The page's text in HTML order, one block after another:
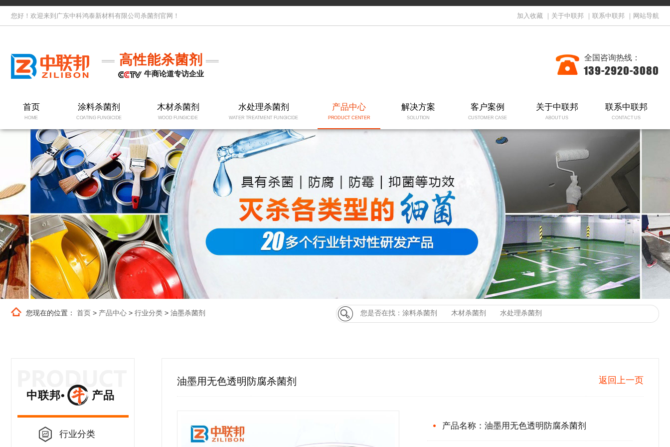
您好！欢迎来到广东中科鸿泰新材料有限公司杀菌剂官网！ 加入收藏 关于中联邦 联系中联邦 网站导航
高性能杀菌剂
牛商论道专访企业
全国咨询热线：
139-2920-3080
首页
HOME
涂料杀菌剂
COATING FUNGICIDE
木材杀菌剂
WOOD FUNGICIDE
水处理杀菌剂
WATER TREATMENT FUNGICIDE
产品中心
PRODUCT CENTER
解决方案
SOLUTION
客户案例
CUSTOMER CASE
关于中联邦
ABOUT US
联系中联邦
CONTACT US
您现在的位置： 首页 > 产品中心 > 行业分类 > 油墨杀菌剂
中联邦• 产品
行业分类
油墨用无色透明防腐杀菌剂 返回上一页
产品名称：油墨用无色透明防腐杀菌剂